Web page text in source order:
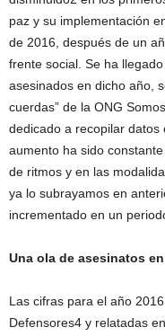
paz y su implementación
de 2016, después de un
frente social. Se ha
asesinados en dicho año,
cuerdas” de la ONG
dedicado a recopilar
aumento ha sido
de ritmos y en las
ya lo subrayamos en
incrementado en un
Una ola de asesinatos
Las cifras para el año
Defensores4 y relatadas